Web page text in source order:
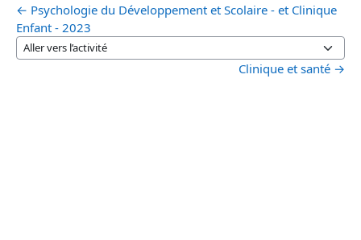
← Psychologie du Développement et Scolaire - et Clinique
Enfant - 2023
Aller vers l’activité
Clinique et santé →